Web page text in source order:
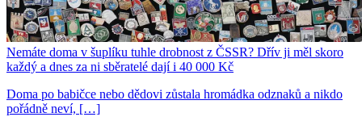
Nemáte doma v šuplíku tuhle drobnost z ČSSR? Dřív ji měl skoro
každý a dnes za ni sběratelé dají i 40 000 Kč
Doma po babičce nebo dědovi zůstala hromádka odznaků a nikdo
pořádně neví, […]